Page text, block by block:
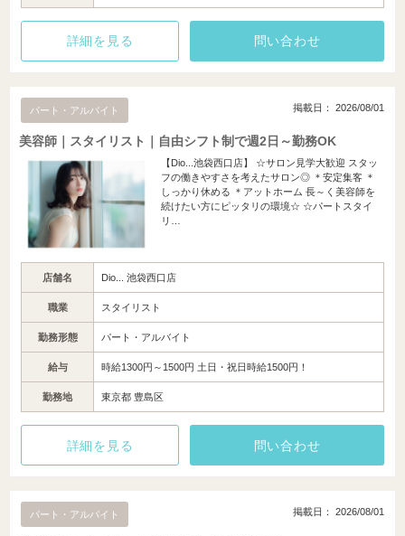
詳細を見る 問い合わせ
パート・アルバイト 掲載日： 2026/08/01
美容師｜スタイリスト｜自由シフト制で週2日～勤務OK
【Dio...池袋西口店】 ☆サロン見学大歓迎 スタッ
フの働きやすさを考えたサロン◎ ＊安定集客 ＊
しっかり休める ＊アットホーム 長～く美容師を
続けたい方にピッタリの環境☆ ☆パートスタイ
リ…
店舗名 Dio... 池袋西口店
職業 スタイリスト
勤務形態 パート・アルバイト
給与 時給1300円～1500円 土日・祝日時給1500円！
勤務地 東京都 豊島区
詳細を見る 問い合わせ
パート・アルバイト 掲載日： 2026/08/01